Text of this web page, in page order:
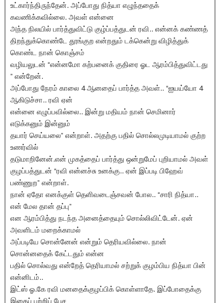
உட்கார்ந்திருந்தேன். அப்போது நித்யா எழுந்ததைக்
கவணிக்கவில்லை. அவள் என்னை
அந்த நிலயில் பார்த்துவிட்டு குழ்ப்பத்துடன் ரவி.. என்னக் கண்ணத்
திறந்துக்கொண்டே தூங்குற என்றதும் டக்கென்று விழித்துக்
கொண்ட நான் கொஞ்சம்
வழியலுடன் “என்னமோ கற்பனைக் குதிரை ஓட ஆரம்பித்துவிட்டது
” என்றேன்.
அப்போது நேரம் காலை 4 ஆனதைப் பார்த்த அவள்.. “ஐயய்யோ 4
ஆகிடுச்சா.. ரவி ஏன்
என்னை எழுப்பவில்லை.. இன்று மதியம் நான் செமினார்
எடுக்கனும் இன்னும்
தயார் செய்யலை” என்றாள். அதற்கு பதில் சொல்லமுடியாமல் குற்ற
உணர்வில்
தடுமாறினேன்.என் முகத்தைப் பார்த்து ஒன்றுமேப் புறியாமல் அவள்
குழப்பத்துடன் “ரவி என்னச்சு உனக்கு.. ஏன் இப்படி பிஹேவ்
பண்ணுற” என்றாள்.
நான் ஏதோ எனக்குள் தெளிவடைஞ்சவன் போல.. “சாரி நித்யா..
என் மேல தான் தப்பு”
என ஆரம்பித்து நடந்த அனைத்தையும் சொல்லிவிட்டேன். ஏன்
அவளிடம் மறைக்காமல்
அப்படியே சொன்னேன் என்றும் தெரியவில்லை. நான்
சொன்னதைக் கேட்டதும் என்ன
பதில் சொல்வது என்றேத் தெரியாமல் சற்றுக் குழம்பிய நித்யா பின்
என்னிடம்..
இட்ஸ் ஓ.கே ரவி மனதைக்குழப்பிக் கொள்ளாதே. இப்போதைக்கு
இதைப் பற்றிப் பேச